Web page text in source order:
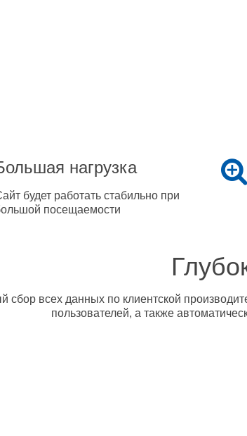
нагрузка
будет работать стабильно при
посещаемости
сбор всех данных по клиентской
пользователей, а также